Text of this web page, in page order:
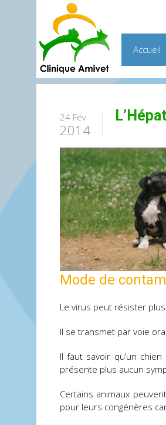
Accueil
24 Fév
2014
Mode de
Le virus peut résister
Il se transmet par voie
Il faut savoir qu’un
présente plus aucun
Certains animaux
pour leurs congénères